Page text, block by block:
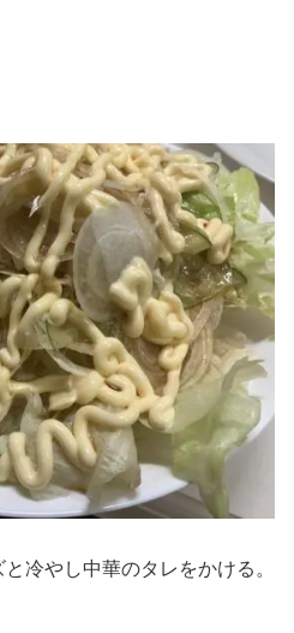
冷やし中華のタレをかける。